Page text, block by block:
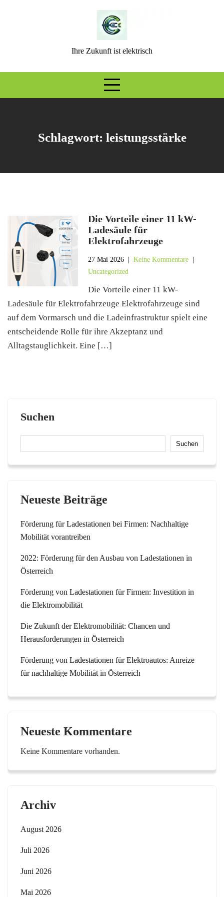
Ihre Zukunft ist elektrisch
Schlagwort: leistungsstärke
Die Vorteile einer 11 kW-
Ladesäule für
Elektrofahrzeuge
27 Mai 2026 |Keine Kommentare
Uncategorized
Die Vorteile einer 11 kW-
Ladesäule für Elektrofahrzeuge Elektrofahrzeuge sind
auf dem Vormarsch und die Ladeinfrastruktur spielt eine
entscheidende Rolle für ihre Akzeptanz und
Alltagstauglichkeit. Eine […]
Suchen
Suchen
Neueste Beiträge
Förderung für Ladestationen bei Firmen: Nachhaltige
Mobilität vorantreiben
2022: Förderung für den Ausbau von Ladestationen in
Österreich
Förderung von Ladestationen für Firmen: Investition in
die Elektromobilität
Die Zukunft der Elektromobilität: Chancen und
Herausforderungen in Österreich
Förderung von Ladestationen für Elektroautos: Anreize
für nachhaltige Mobilität in Österreich
Neueste Kommentare
Keine Kommentare vorhanden.
Archiv
August 2026
Juli 2026
Juni 2026
Mai 2026